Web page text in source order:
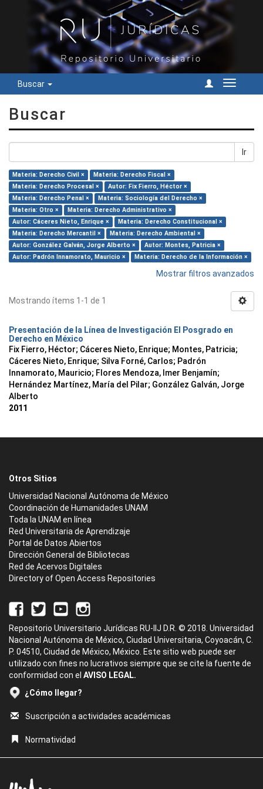
Buscar
Cambiar
Buscar
Ir
Materia: Derecho Civil ×
Materia: Derecho Fiscal ×
Materia: Derecho Procesal ×
Autor: Fix Fierro, Héctor ×
Materia: Derecho Penal ×
Materia: Sociología del Derecho ×
Materia: Otro ×
Materia: Derecho Administrativo ×
Autor: Cáceres Nieto, Enrique ×
Materia: Derecho Constitucional ×
Materia: Derecho Mercantil ×
Materia: Derecho Ambiental ×
Autor: González Galván, Jorge Alberto ×
Autor: Montes, Patricia ×
Autor: Padrón Innamorato, Mauricio ×
Materia: Derecho de la Información ×
Mostrar filtros avanzados
Mostrando ítems 1-1 de 1
Presentación de la Línea de Investigación El Posgrado en
Derecho en México
Fix Fierro, Héctor; Cáceres Nieto, Enrique; Montes, Patricia;
Cáceres Nieto, Enrique; Silva Forné, Carlos; Padrón
Innamorato, Mauricio; Flores Mendoza, Imer Benjamín;
Hernández Martínez, María del Pilar; González Galván, Jorge
Alberto
2011
Otros Sitios
Universidad Nacional Autónoma de México
Coordinación de Humanidades UNAM
Toda la UNAM en línea
Red Universitaria de Aprendizaje
Portal de Datos Abiertos
Dirección General de Bibliotecas
Red de Acervos Digitales
Directory of Open Access Repositories
Repositorio Universitario Jurídicas RU-IIJ D.R. © 2018. Universidad
Nacional Autónoma de México, Ciudad Universitaria, Coyoacán, C.
P. 04510, Ciudad de México, México. Este sitio web puede ser
utilizado con fines no lucrativos siempre que se cite la fuente de
conformidad con el AVISO LEGAL.
¿Cómo llegar?
Suscripción a actividades académicas
Normatividad